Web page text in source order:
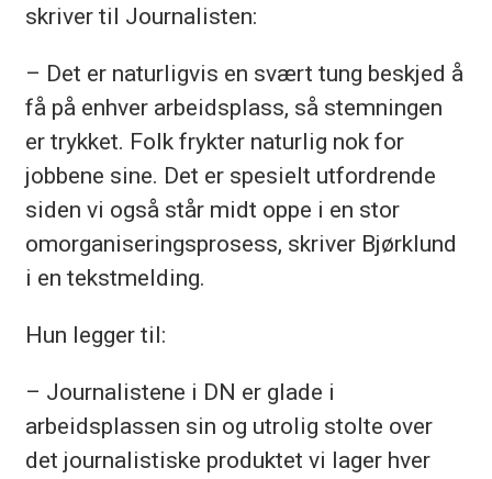
skriver til Journalisten:
– Det er naturligvis en svært tung beskjed å
få på enhver arbeidsplass, så stemningen
er trykket. Folk frykter naturlig nok for
jobbene sine. Det er spesielt utfordrende
siden vi også står midt oppe i en stor
omorganiseringsprosess, skriver Bjørklund
i en tekstmelding.
Hun legger til:
– Journalistene i DN er glade i
arbeidsplassen sin og utrolig stolte over
det journalistiske produktet vi lager hver